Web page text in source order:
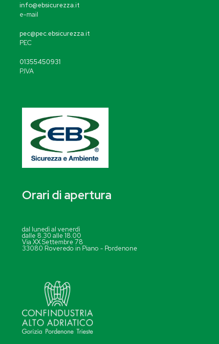
info@ebsicurezza.it
e-mail
pec@pec.ebsicurezza.it
PEC
01355450931
P.IVA
Orari di apertura
dal lunedì al venerdì
dalle 8.30 alle 18.00
Via XX Settembre 78
33080 Roveredo in Piano - Pordenone